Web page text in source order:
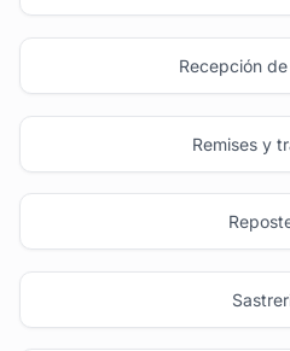
Recepción
Remises y